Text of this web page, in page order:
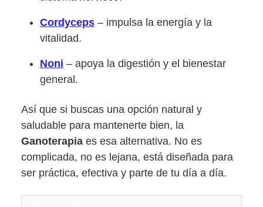
Cordyceps – impulsa la energía y la
vitalidad.
Noni – apoya la digestión y el bienestar
general.
Así que si buscas una opción natural y
saludable para mantenerte bien, la
Ganoterapia es esa alternativa. No es
complicada, no es lejana, está diseñada para
ser práctica, efectiva y parte de tu día a día.